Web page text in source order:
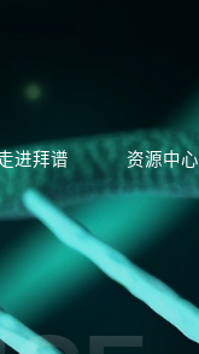
进拜谱 资源中心